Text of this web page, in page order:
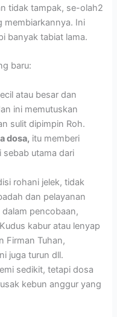
tidak tampak, se-olah2
membiarkannya. Ini
banyak tabiat lama.
baru:
atau besar dan
ini memutuskan
sulit dipimpin Roh.
dosa, itu memberi
sebab utama dari
rohani jelek, tidak
dan pelayanan
pencobaan,
kabur atau lenyap
Firman Tuhan,
juga turun dll.
sedikit, tetapi dosa
kebun anggur yang